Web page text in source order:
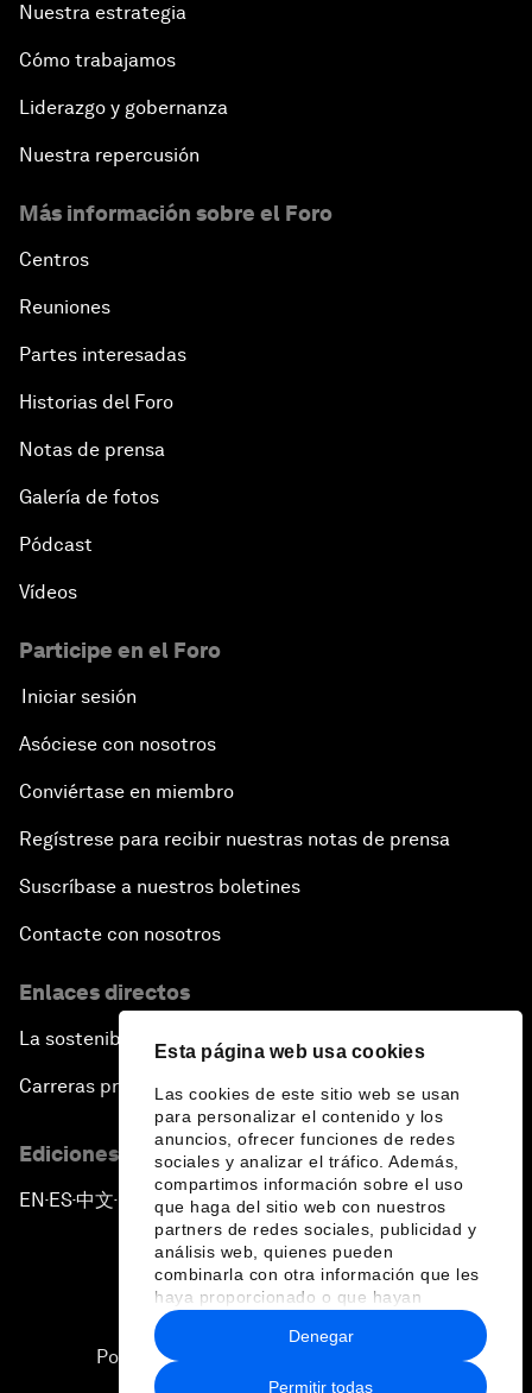
Esta página web usa cookies
Las cookies de este sitio web se usan
para personalizar el contenido y los
anuncios, ofrecer funciones de redes
sociales y analizar el tráfico. Además,
compartimos información sobre el uso
que haga del sitio web con nuestros
partners de redes sociales, publicidad y
análisis web, quienes pueden
combinarla con otra información que les
haya proporcionado o que hayan
recopilado a partir del uso que haya
hecho de sus servicios.
Permitir todas
Denegar
Inclusive Growth in the Digital Age
Closing the Infrastructure Gap
The New Banking Context
Forum Debate: The Price of Instability
Transformational Leadership
An Insight, An Idea with Queen Rania
Religion: A Pretext for Conflict?
The End of Blindness
The Geo-Economics of Energy
Forum Debate: Leadership in Crisis
Global Health Security
The Future of Ukraine
The End of Antibiotics
Achieving Africa’s Growth Agenda
Forum Debate: Global Financial Stability
The Latin America Context
Nuestra estrategia
Cómo trabajamos
Liderazgo y gobernanza
Nuestra repercusión
Más información sobre el Foro
Centros
Reuniones
Partes interesadas
Historias del Foro
Notas de prensa
Galería de fotos
Pódcast
Vídeos
Participe en el Foro
Iniciar sesión
Asóciese con nosotros
Conviértase en miembro
Regístrese para recibir nuestras notas de prensa
Suscríbase a nuestros boletines
Contacte con nosotros
Enlaces directos
La sostenibilidad en el Foro
Carreras profesionales
Ediciones en otros idiomas
EN ▪ES▪中文▪ 日本語
Política de privacidad y normas de uso